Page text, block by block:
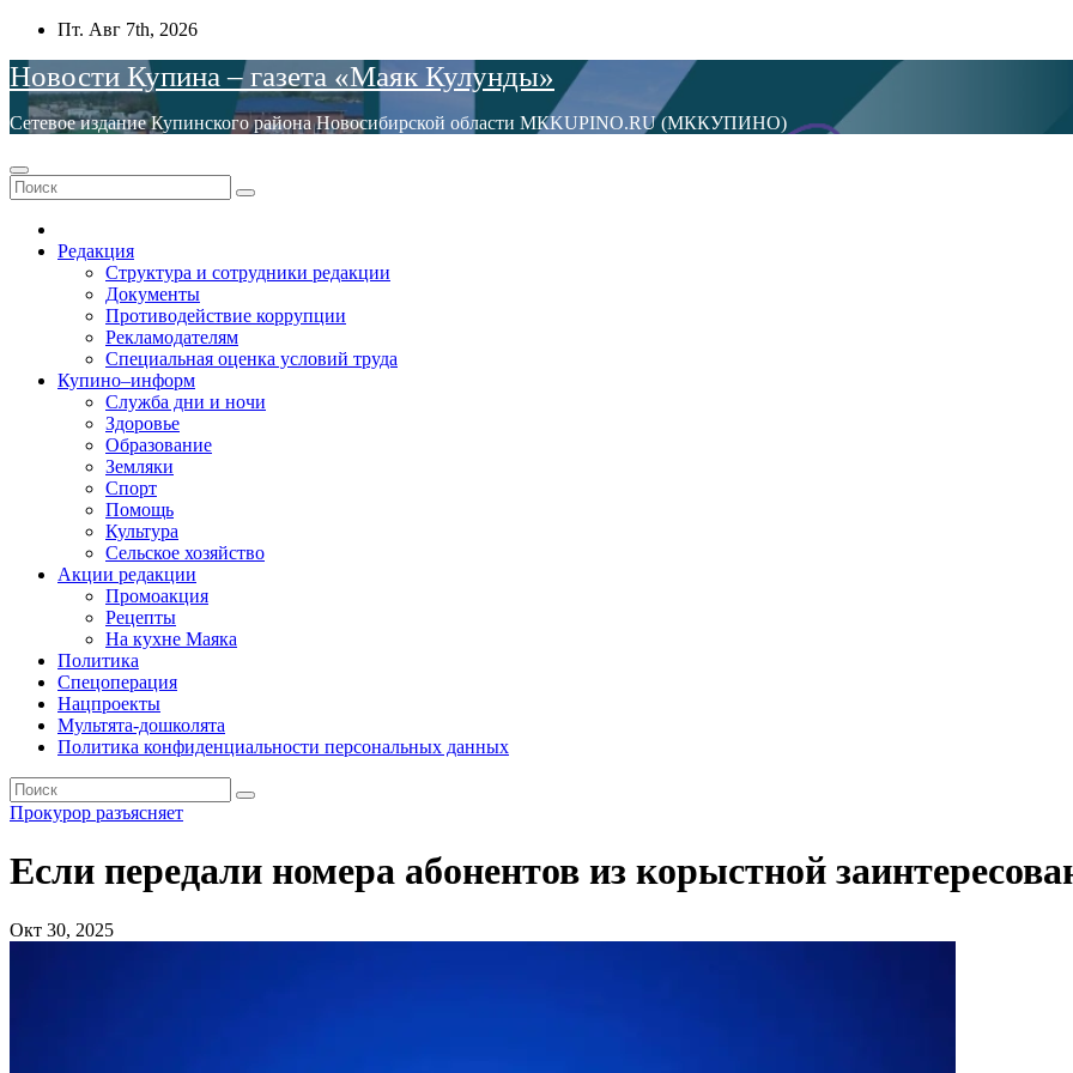
Перейти
содержимому
Пт. Авг 7th, 2026
Новости Купина – газета «Маяк Кулунды»
Сетевое издание Купинского района Новосибирской области МКKUPINO.RU (МККУПИНО)
Редакция
Структура и сотрудники редакции
Документы
Противодействие коррупции
Рекламодателям
Специальная оценка условий труда
Купино–информ
Служба дни и ночи
Здоровье
Образование
Земляки
Спорт
Помощь
Культура
Сельское хозяйство
Акции редакции
Промоакция
Рецепты
На кухне Маяка
Политика
Спецоперация
Нацпроекты
Мультята-дошколята
Политика конфиденциальности персональных данных
Прокурор разъясняет
Если передали номера абонентов из корыстной
Окт 30, 2025